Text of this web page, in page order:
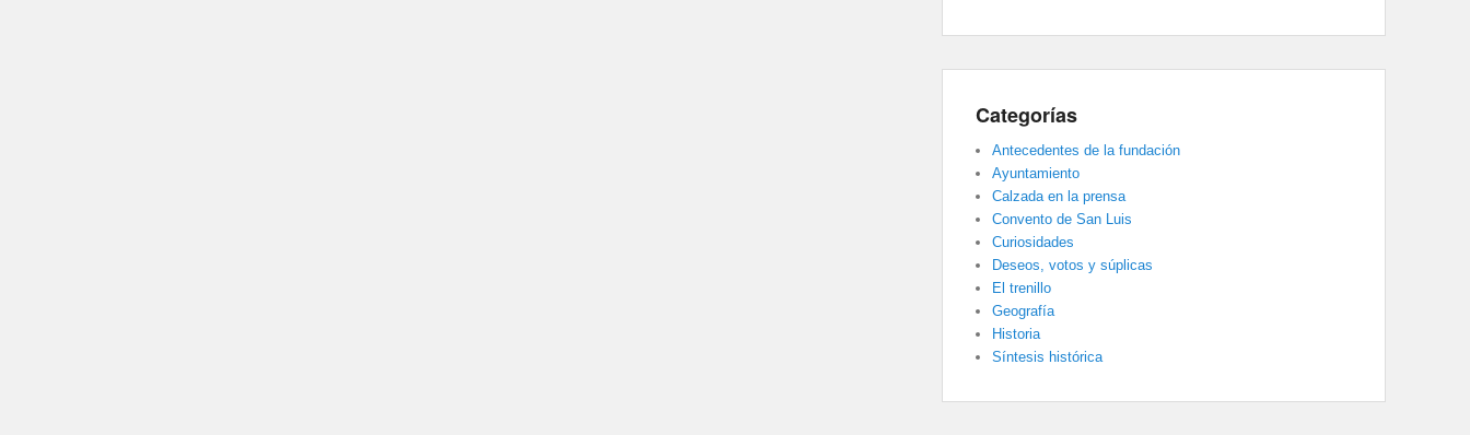
Categorías
Antecedentes de la fundación
Ayuntamiento
Calzada en la prensa
Convento de San Luis
Curiosidades
Deseos, votos y súplicas
El trenillo
Geografía
Historia
Síntesis histórica